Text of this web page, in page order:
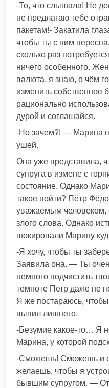
-То, что слышала! Не
не предлагаю тебе
пакетам!- Закатила
чтобы ты с ним
сколько раз
ничего особенного.
валюта, я знаю, о чём
изменить собственное
рационально
дурой и соглашайся.
-Но зачем?! — Марина
ушей.
Она уже представила,
супруга в измене с
состояние. Однако
такое пойти? Пётр
уважаемым человеком,
злого слова. Однако
шокировали Марину
-Я хочу, чтобы ты
Заявила она. — Ты
немного подчистить
темноте Петр даже не
Я же постараюсь,
выпил лишнего.
-Безумие какое-то… Я
Марина, у которой
-Сможешь! Сможешь и
желаешь, чтобы я
бывшим супругом. —